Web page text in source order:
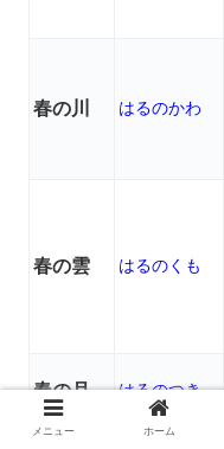
春の川 はるのかわ
春の雲 はるのくも
春の月 はるのつき
メニュー ホーム